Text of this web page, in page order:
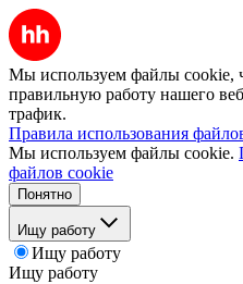
Мы используем файлы cookie,
правильную работу нашего
трафик.
Правила использования
Мы используем файлы cookie.
файлов cookie
Понятно
Ищу работу
Ищу работу
Ищу работу